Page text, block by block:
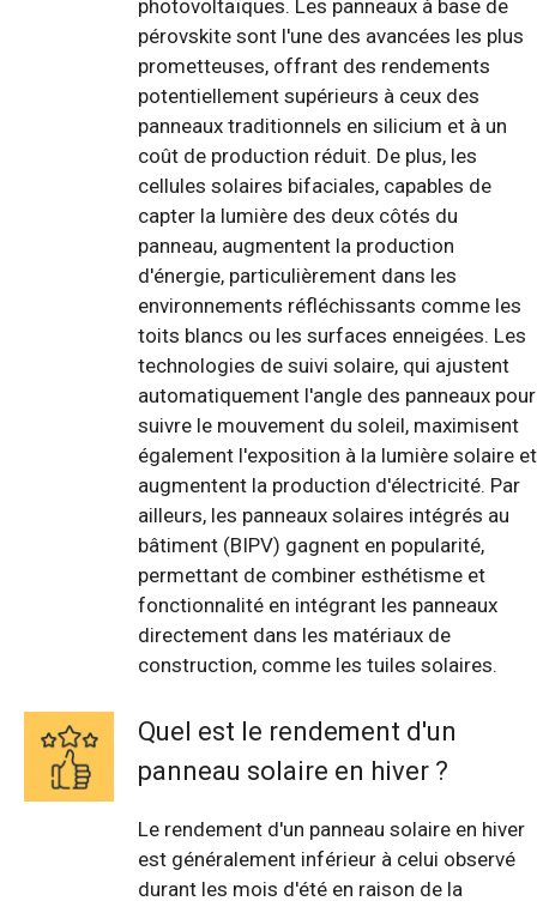
photovoltaïques. Les panneaux à base de
pérovskite sont l'une des avancées les plus
prometteuses, offrant des rendements
potentiellement supérieurs à ceux des
panneaux traditionnels en silicium et à un
coût de production réduit. De plus, les
cellules solaires bifaciales, capables de
capter la lumière des deux côtés du
panneau, augmentent la production
d'énergie, particulièrement dans les
environnements réfléchissants comme les
toits blancs ou les surfaces enneigées. Les
technologies de suivi solaire, qui ajustent
automatiquement l'angle des panneaux pour
suivre le mouvement du soleil, maximisent
également l'exposition à la lumière solaire et
augmentent la production d'électricité. Par
ailleurs, les panneaux solaires intégrés au
bâtiment (BIPV) gagnent en popularité,
permettant de combiner esthétisme et
fonctionnalité en intégrant les panneaux
directement dans les matériaux de
construction, comme les tuiles solaires.
Quel est le rendement d'un
panneau solaire en hiver ?
Le rendement d'un panneau solaire en hiver
est généralement inférieur à celui observé
durant les mois d'été en raison de la